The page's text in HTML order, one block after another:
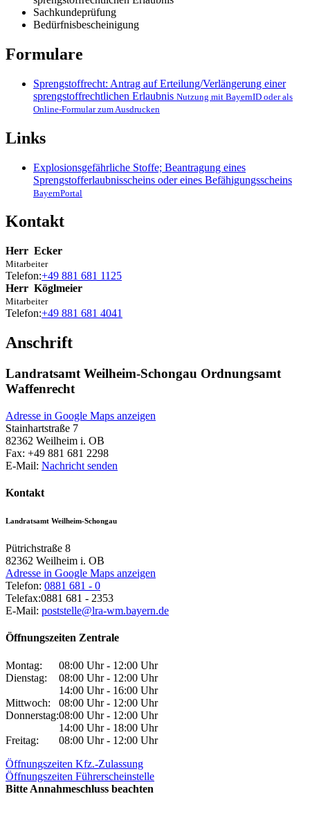
Sachkundeprüfung
Bedürfnisbescheinigung
Formulare
Sprengstoffrecht: Antrag auf Erteilung/Verlängerung einer
sprengstoffrechtlichen Erlaubnis Nutzung mit BayernID oder als
Online-Formular zum Ausdrucken
Links
Explosionsgefährliche Stoffe; Beantragung eines
Sprengstofferlaubnisscheins oder eines Befähigungsscheins
BayernPortal
Kontakt
Herr Ecker
Mitarbeiter
Telefon:+49 881 681 1125
Herr Köglmeier
Mitarbeiter
Telefon:+49 881 681 4041
Anschrift
Landratsamt Weilheim-Schongau Ordnungsamt
Waffenrecht
Adresse in Google Maps anzeigen
Stainhartstraße 7
82362 Weilheim i. OB
Fax: +49 881 681 2298
E-Mail: Nachricht senden
Kontakt
Landratsamt Weilheim-Schongau
Pütrichstraße 8
82362 Weilheim i. OB
Adresse in Google Maps anzeigen
Telefon: 0881 681 - 0
Telefax:0881 681 - 2353
E-Mail: poststelle@lra-wm.bayern.de
Öffnungszeiten Zentrale
Montag:
08:00 Uhr - 12:00 Uhr
Dienstag:
08:00 Uhr - 12:00 Uhr
14:00 Uhr - 16:00 Uhr
Mittwoch:
08:00 Uhr - 12:00 Uhr
Donnerstag:08:00 Uhr - 12:00 Uhr
14:00 Uhr - 18:00 Uhr
Freitag:
08:00 Uhr - 12:00 Uhr
Öffnungszeiten Kfz.-Zulassung
Öffnungszeiten Führerscheinstelle
Bitte Annahmeschluss beachten